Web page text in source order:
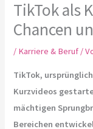
TikTok als
Chancen
/ Karriere & Beruf /
TikTok,
Kurzvideos
mächtigen
Bereichen